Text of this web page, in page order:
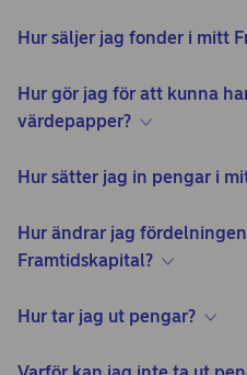
Hur säljer jag fonder i mitt
Hur gör jag för att kunna
värdepapper?
Hur sätter jag in pengar i
Hur ändrar jag
Framtidskapital?
Hur tar jag ut pengar?